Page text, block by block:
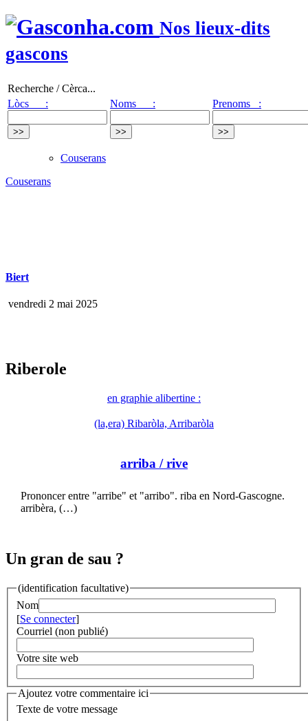
Nos lieux-dits
gascons
Recherche / Cèrca...
Lòcs :
Noms : Prenoms :
Couserans
Couserans
Biert
vendredi 2 mai 2025
Riberole
en graphie alibertine :
(la,era) Ribaròla, Arribaròla
arriba / rive
Prononcer entre "arribe" et "arribo". riba en Nord-Gascogne.
arribèra, (…)
Un gran de sau ?
(identification facultative)
Nom
[Se connecter]
Courriel (non publié)
Votre site web
Ajoutez votre commentaire ici
Texte de votre message